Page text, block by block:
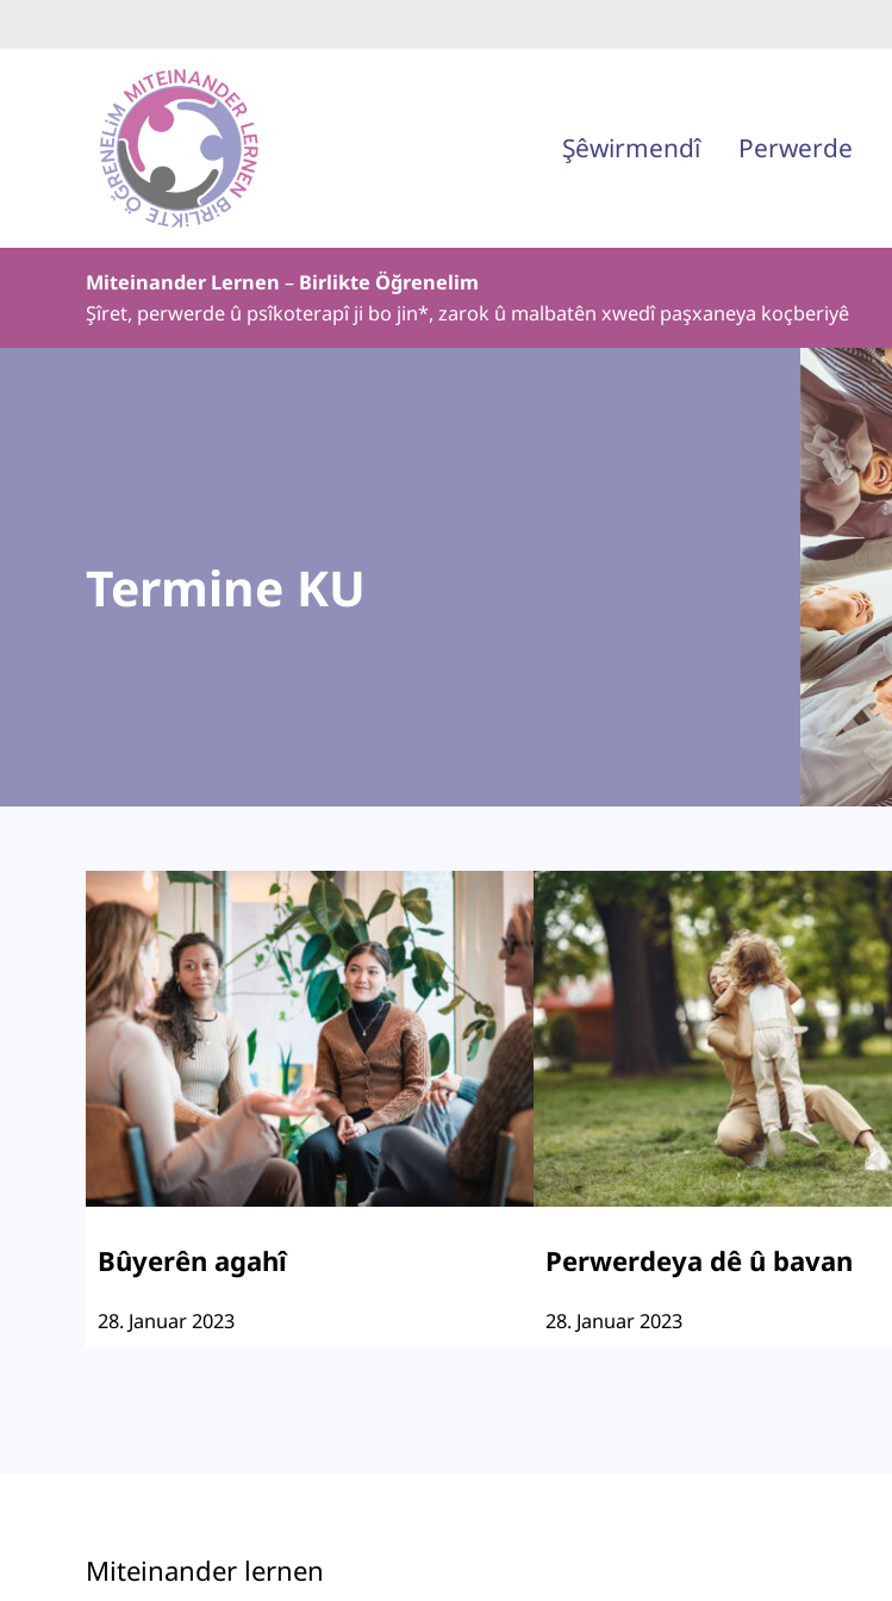
Şêwirmendî Perwerde
Miteinander Lernen – Birlikte Öğrenelim
Şîret, perwerde û psîkoterapî ji bo jin*, zarok û malbatên xwedî paşxaneya koçberiyê
Termine KU
Bûyerên agahî
28. Januar 2023
Perwerdeya dê û bavan
28. Januar 2023
Miteinander lernen